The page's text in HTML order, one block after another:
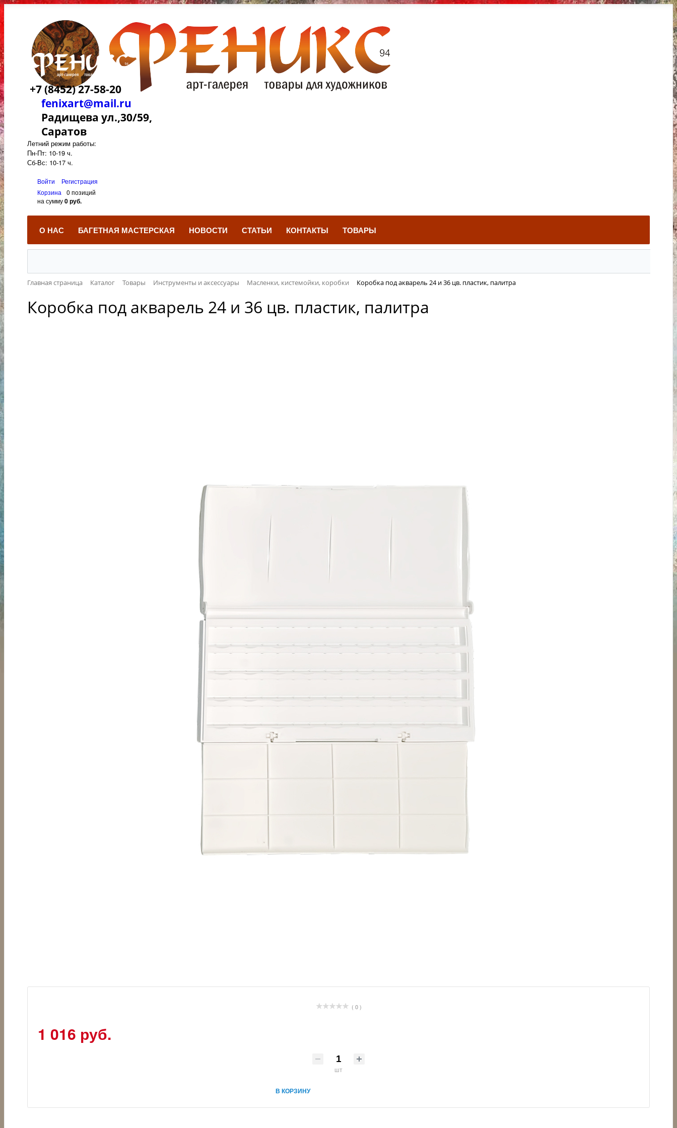
+7 (8452) 27-58-20
fenixart@mail.ru
Радищева ул.,30/59,
Саратов
Летний режим работы:
Пн-Пт: 10-19 ч.
Сб-Вс: 10-17 ч.
Войти
Регистрация
Корзина
0 позиций
на сумму0 руб.
О НАС БАГЕТНАЯ МАСТЕРСКАЯ НОВОСТИ СТАТЬИ КОНТАКТЫ ТОВАРЫ
Главная страница Каталог Товары Инструменты и аксессуары Масленки, кистемойки, коробки Коробка под акварель 24 и 36 цв. пластик, палитра
Коробка под акварель 24 и 36 цв. пластик, палитра
( 0 )
1 016 руб.
шт
В КОРЗИНУ